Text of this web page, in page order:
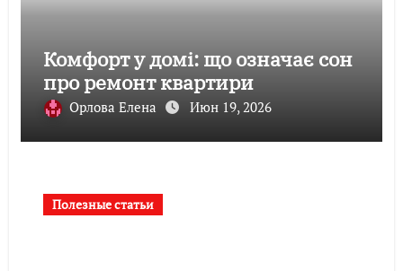
Комфорт у домі: що означає сон
про ремонт квартири
Орлова Елена Июн 19, 2026
Полезные статьи